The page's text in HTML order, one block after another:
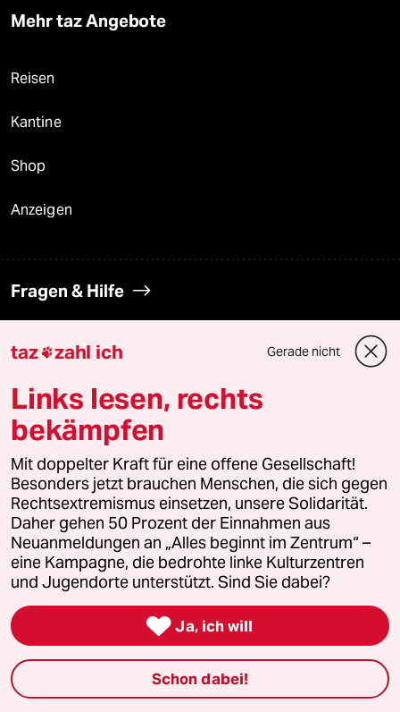
Mehr taz Angebote
Reisen
Kantine
Shop
Anzeigen
Fragen & Hilfe
Feedback
Aboservice
ePaper Login
Downloads für Abonnierende
© 2026 taz Verlags und Vertriebs GmbH
Alle Rechte vorbehalten. Bei rechtlichen Fragen oder für Genehmigungen
wenden Sie sich bitte anlizenzen@taz.de
Feedback Redaktionsstatut Kommune-Richtlinien KI-
Leitlinie Datenschutz Impressum
taz zahl ich Gerade nicht
Links lesen, rechts
bekämpfen
Mit doppelter Kraft für eine offene Gesellschaft!
Besonders jetzt brauchen Menschen, die sich gegen
Rechtsextremismus einsetzen, unsere Solidarität.
Daher gehen 50 Prozent der Einnahmen aus
Neuanmeldungen an „Alles beginnt im Zentrum“ –
eine Kampagne, die bedrohte linke Kulturzentren
und Jugendorte unterstützt. Sind Sie dabei?
 Ja, ich will
Schon dabei!